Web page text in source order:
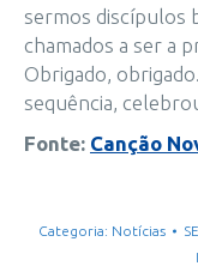
sermos discípulos
chamados a ser a
Obrigado,
sequência,
Fonte: Canção
Categoria: Notícias